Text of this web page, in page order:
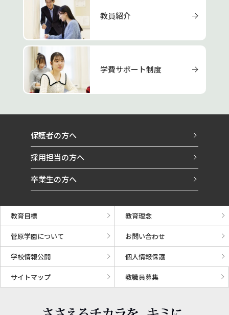
教員紹介
学費サポート制度
保護者の方へ
採用担当の方へ
卒業生の方へ
教育目標 教育理念
菅原学園について お問い合わせ
学校情報公開 個人情報保護
サイトマップ 教職員募集